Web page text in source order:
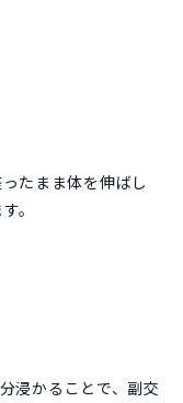
たまま体を伸ばし
。
浸かることで、副交